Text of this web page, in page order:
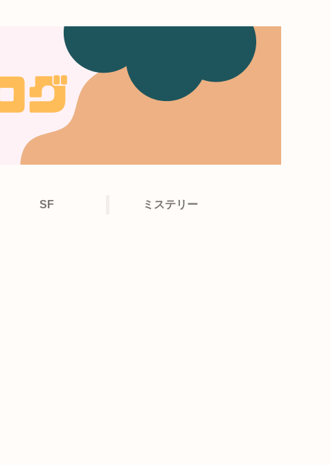
SF ミステリー